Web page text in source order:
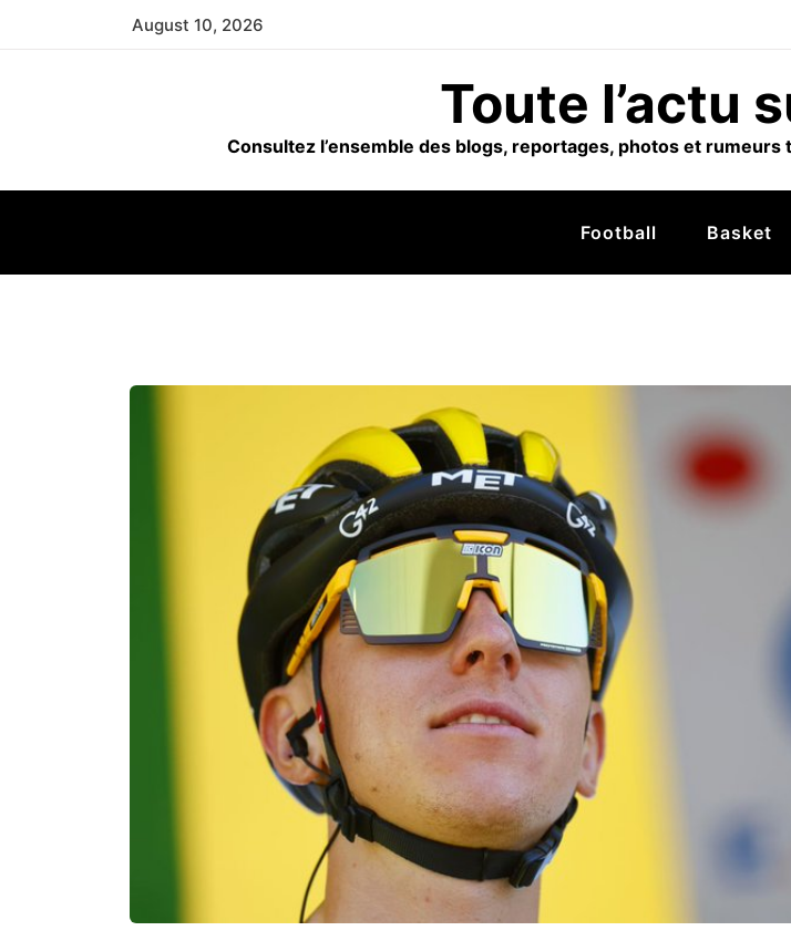
August 10, 2026
Toute l’actu
Consultez l’ensemble des blogs, reportages, photos et
Football Basket